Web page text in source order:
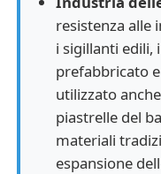
resistenza alle
i sigillanti edili,
prefabbricato
utilizzato
piastrelle del
materiali
espansione